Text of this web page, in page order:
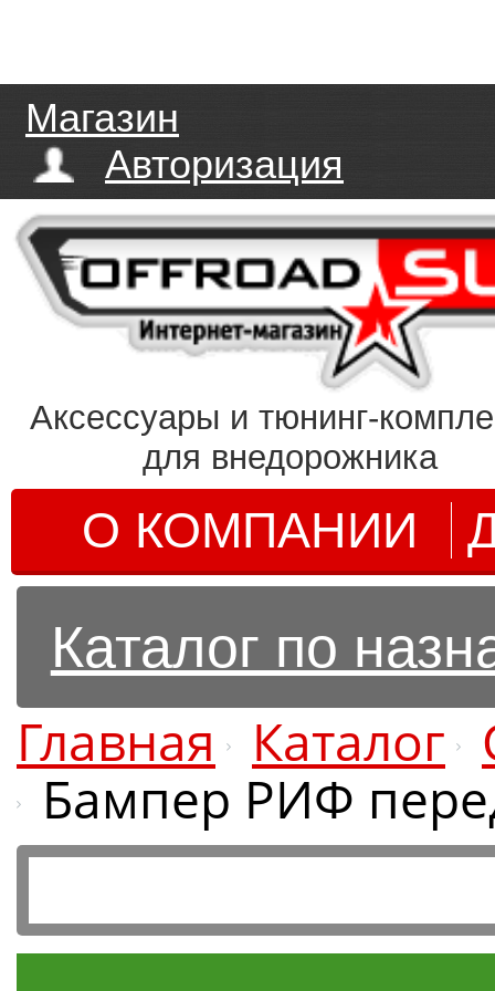
Магазин
Авторизация
Аксессуары и тюнинг-
для внедорожника
О КОМПАНИИ
Каталог по
Главная Каталог
Бампер РИФ